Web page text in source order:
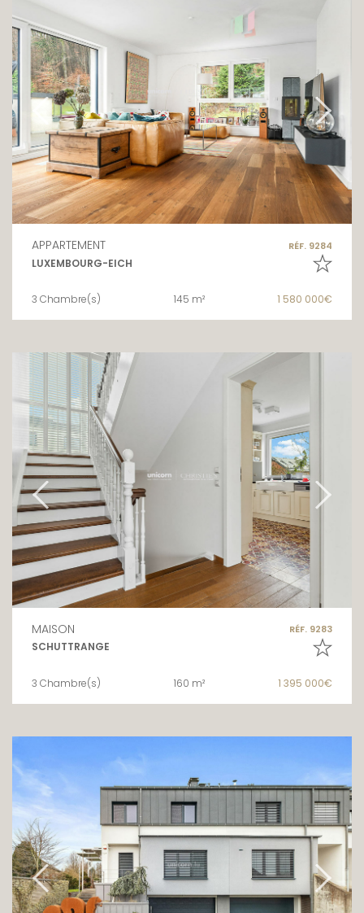
APPARTEMENT RÉF. 9284
LUXEMBOURG-EICH
3 Chambre(s) 145 m² 1 580 000€
MAISON RÉF. 9283
SCHUTTRANGE
3 Chambre(s) 160 m² 1 395 000€